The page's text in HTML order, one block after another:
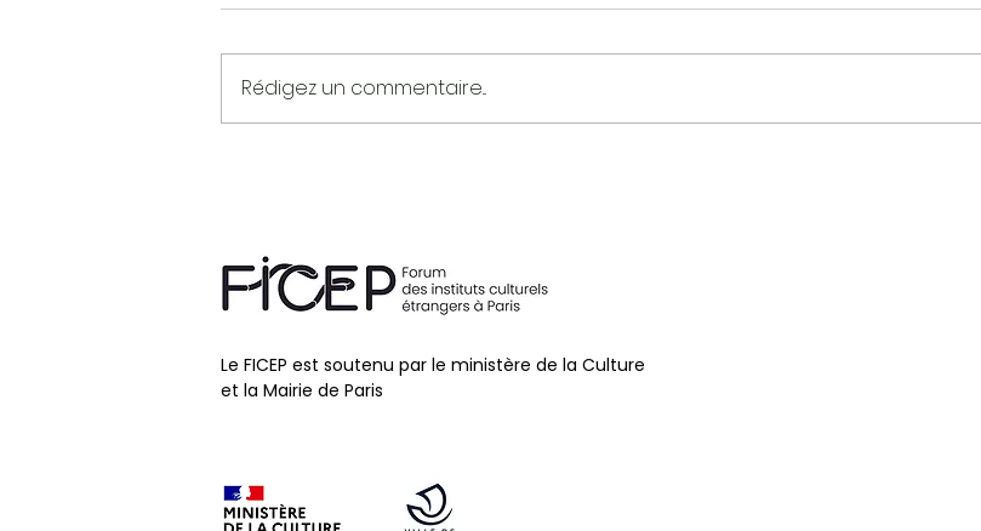
Rédigez un commentaire...
Le FICEP est soutenu par le ministère de la Culture
et la Mairie de Paris